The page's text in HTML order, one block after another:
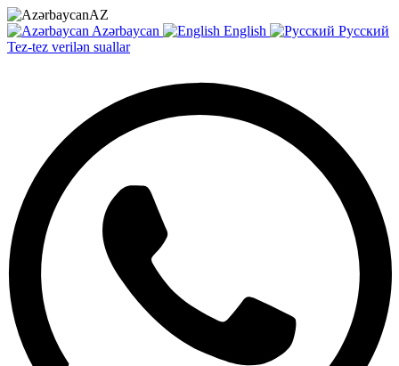
AZ
Azərbaycan
English
Русский
Tez-tez verilən suallar